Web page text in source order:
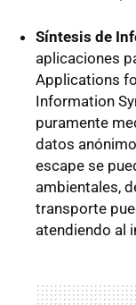
Síntesis de
aplicaciones
Applications
Information
puramente
datos
escape se
ambientales,
transporte
atendiendo al